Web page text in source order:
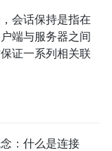
会话保持是指在
端与服务器之间
证一系列相关联
：什么是连接